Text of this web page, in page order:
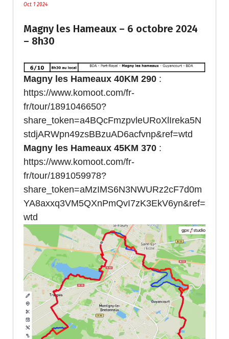
Oct 1 2024
Magny les Hameaux – 6 octobre 2024
– 8h30
Magny les Hameaux 40KM 290 :
https://www.komoot.com/fr-
fr/tour/1891046650?
share_token=a4BQcFmzpvleURoXlIreka5N
stdjARWpn49zsBBzuAD6acfvnp&ref=wtd
Magny les Hameaux 45KM 370 :
https://www.komoot.com/fr-
fr/tour/1891059978?
share_token=aMzIMS6N3NWURz2cF7d0m
YA8axxq3VM5QXnPmQvI7zK3EkV6yn&ref=
wtd